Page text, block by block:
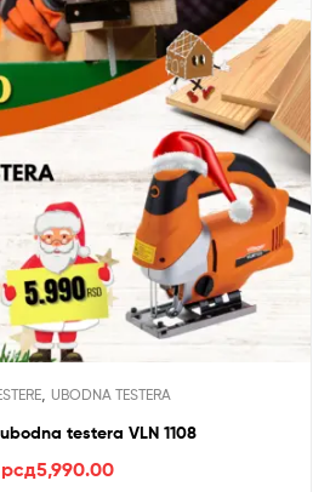
, UBODNA TESTERA
testera VLN 1108
рсд5,990.00